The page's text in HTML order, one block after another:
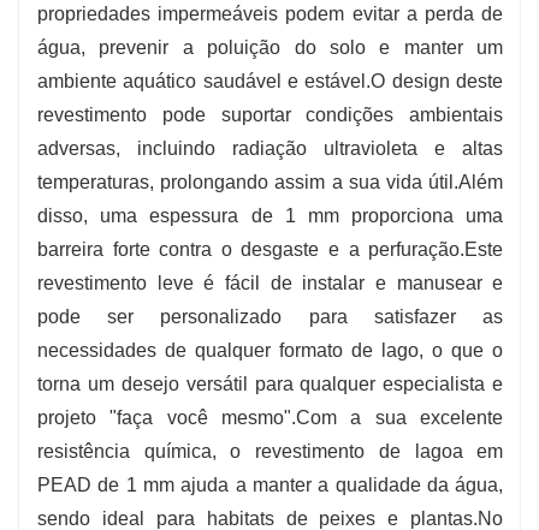
perfeita.
-Proteção Ambiental: Evita a infiltração e a
contaminação, mantendo a água excecional e a
integridade do ecossistema.
-Custo-benefício: Oferece uma resposta a
longo prazo e baixa manutenção para as
necessidades de revestimento de lagoas.
propriedades impermeáveis ​​podem evitar a perda de
água, prevenir a poluição do solo e manter um
ambiente aquático saudável e estável.O design deste
revestimento pode suportar condições ambientais
adversas, incluindo radiação ultravioleta e altas
temperaturas, prolongando assim a sua vida útil.Além
disso, uma espessura de 1 mm proporciona uma
barreira forte contra o desgaste e a perfuração.Este
revestimento leve é ​​fácil de instalar e manusear e
pode ser personalizado para satisfazer as
necessidades de qualquer formato de lago, o que o
torna um desejo versátil para qualquer especialista e
projeto "faça você mesmo".Com a sua excelente
resistência química, o revestimento de lagoa em
PEAD de 1 mm ajuda a manter a qualidade da água,
sendo ideal para habitats de peixes e plantas.No